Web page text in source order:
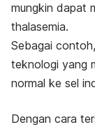
mungkin dapat
thalasemia.
Sebagai
teknologi yang
normal ke sel
Dengan cara